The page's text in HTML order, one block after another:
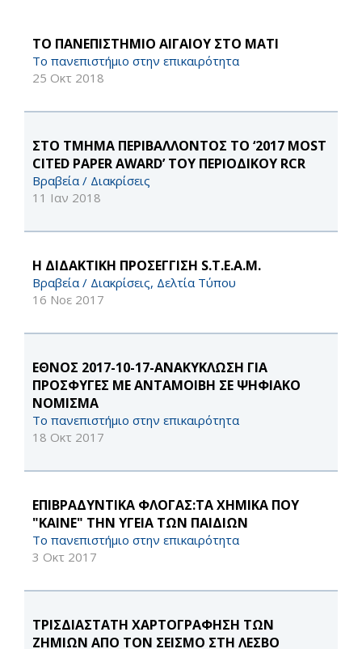
ΤΟ ΠΑΝΕΠΙΣΤΗΜΙΟ ΑΙΓΑΙΟΥ ΣΤΟ ΜΑΤΙ
Το πανεπιστήμιο στην επικαιρότητα
25 Οκτ 2018
ΣΤΟ ΤΜΗΜΑ ΠΕΡΙΒΑΛΛΟΝΤΟΣ ΤΟ ‘2017 MOST
CITED PAPER AWARD’ ΤΟΥ ΠΕΡΙΟΔΙΚΟΥ RCR
Βραβεία / Διακρίσεις
11 Ιαν 2018
Η ΔΙΔΑΚΤΙΚΗ ΠΡΟΣΕΓΓΙΣΗ S.T.E.A.M.
Βραβεία / Διακρίσεις, Δελτία Τύπου
16 Νοε 2017
ΕΘΝΟΣ 2017-10-17-ΑΝΑΚΥΚΛΩΣΗ ΓΙΑ
ΠΡΟΣΦΥΓΕΣ ΜΕ ΑΝΤΑΜΟΙΒΗ ΣΕ ΨΗΦΙΑΚΟ
ΝΟΜΙΣΜΑ
Το πανεπιστήμιο στην επικαιρότητα
18 Οκτ 2017
ΕΠΙΒΡΑΔΥΝΤΙΚΑ ΦΛΟΓΑΣ:ΤΑ ΧΗΜΙΚΑ ΠΟΥ
"ΚΑΙΝΕ" ΤΗΝ ΥΓΕΙΑ ΤΩΝ ΠΑΙΔΙΩΝ
Το πανεπιστήμιο στην επικαιρότητα
3 Οκτ 2017
ΤΡΙΣΔΙΑΣΤΑΤΗ ΧΑΡΤΟΓΡΑΦΗΣΗ ΤΩΝ
ΖΗΜΙΩΝ ΑΠΟ ΤΟΝ ΣΕΙΣΜΟ ΣΤΗ ΛΕΣΒΟ